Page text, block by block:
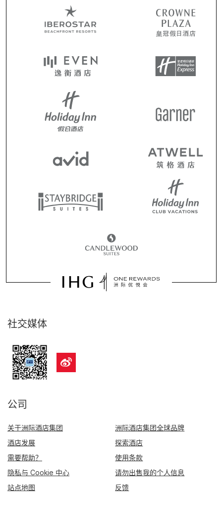
社交媒体
公司
关于洲际酒店集团
洲际酒店集团全球品牌
酒店发展
探索酒店
需要帮助？
使用条款
隐私与 Cookie 中心
请勿出售我的个人信息
站点地图
反馈